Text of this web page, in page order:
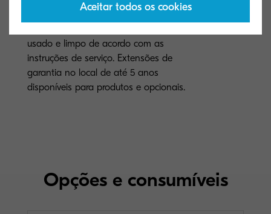
usado e limpo de acordo com as
instruções de serviço. Extensões de
garantia no local de até 5 anos
disponíveis para produtos e opcionais.
Opções e consumíveis
Aceitar todos os cookies